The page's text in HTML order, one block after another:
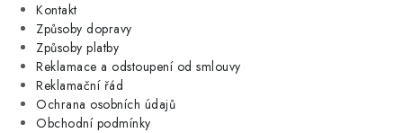
Kontakt
Způsoby dopravy
Způsoby platby
Reklamace a odstoupení od smlouvy
Reklamační řád
Ochrana osobních údajů
Obchodní podmínky
KUCHYNĚ
ORGANIZACE
DOMÁCNOST